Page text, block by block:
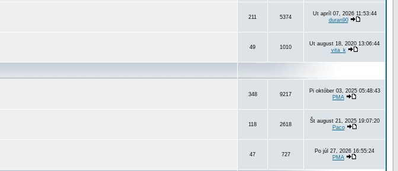
211 5374
Ut apríl 07, 2026 11:53:44
duran90
49 1010
Ut august 18, 2020 13:06:44
vita_k
348 9217
Pi október 03, 2025 05:48:43
PMA
118 2618
Št august 21, 2025 19:07:20
Paco
47 727
Po júl 27, 2026 16:55:24
PMA